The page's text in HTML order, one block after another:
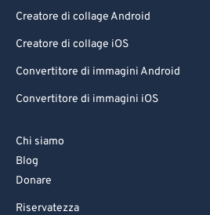
Creatore di collage Android
Creatore di collage iOS
Convertitore di immagini Android
Convertitore di immagini iOS
Chi siamo
Blog
Donare
Riservatezza